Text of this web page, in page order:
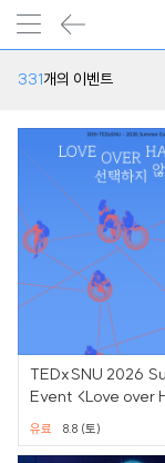
331개의 이벤트
TEDxSNU 2026
Event <Love over
8.8 (토)
유료